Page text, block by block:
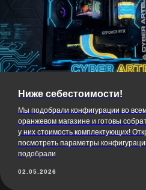
Ниже себестоимости!
Мы подобрали конфигурации во
оранжевом магазине и готовы
у них стоимость комплектующих!
посмотреть параметры
подобрали
02.05.2026